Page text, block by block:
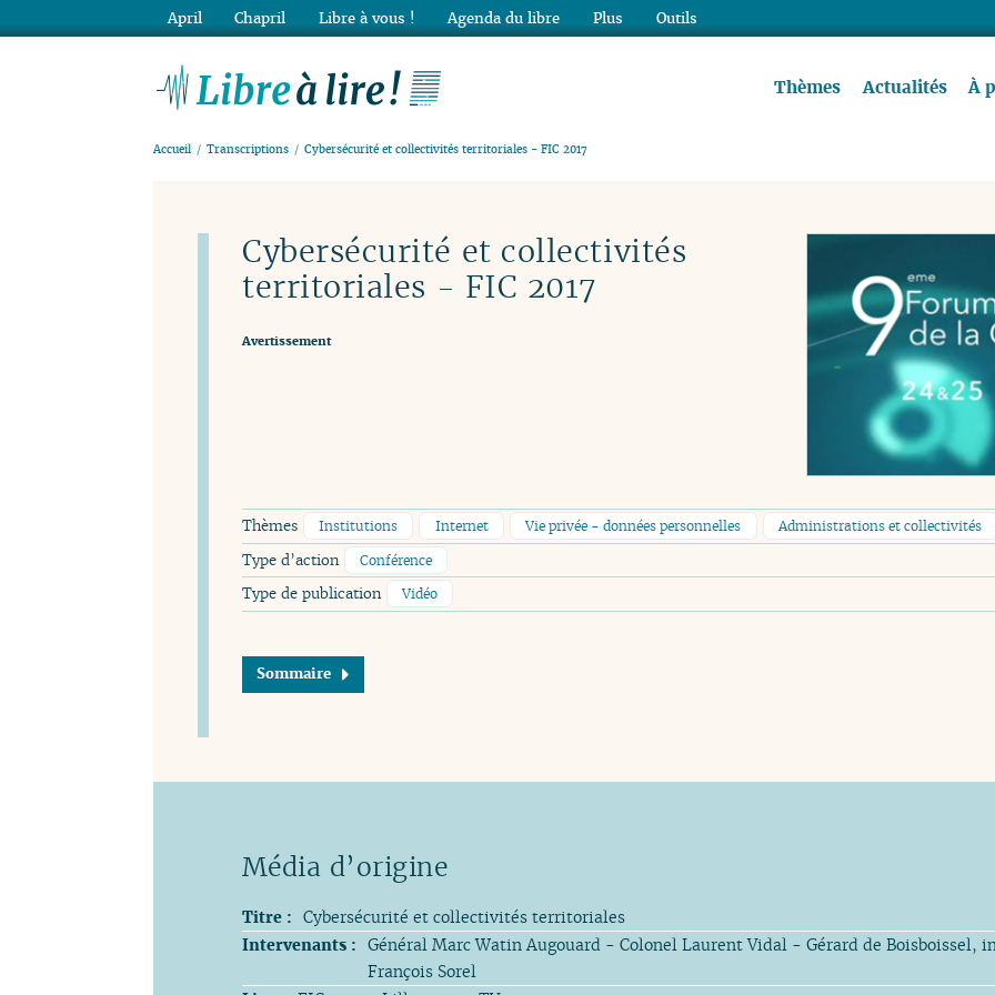
Thèmes Actualités À
Accueil Transcriptions Cybersécurité et collectivités territoriales - FIC 2017
Cybersécurité et collectivités
territoriales - FIC 2017
Avertissement
Thèmes Institutions Internet Vie privée - données personnelles Administrations et collectivités
Type d’action Conférence
Type de publication Vidéo
Sommaire
Titre : Cybersécurité et collectivités territoriales
Intervenants : Général Marc Watin Augouard - Colonel Laurent Vidal - Gérard de Boisboissel,
François Sorel
April Chapril Libre à vous ! Agenda du libre Plus Outils